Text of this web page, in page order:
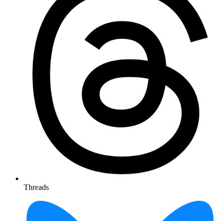
Threads